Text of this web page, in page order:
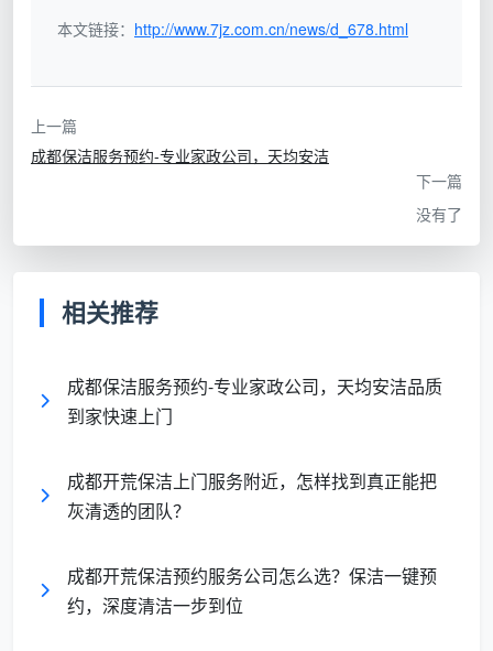
裂，仍有白点
涂，纹路缝精准清理
成都新房开荒保洁注意事项
对，全屋白费。天均安洁严格执行“从上到下、由内至
用三重标准重新定义新房清洁。
团队标配进口大吸力干湿两用吸尘器，针对顶面浮
尘、墙角絮状物、地板缝隙颗粒可一次收净。配合高温
菌，不是“看起来干净”，而是“触摸无尘、呼吸无灰”的洁
净标准。
本文链接： http://www.7jz.com.cn/news/d_678.html
上一篇
成都保洁服务预约-专业家政公司，天均安洁
下一篇
没有了
相关推荐
成都保洁服务预约-专业家政公司，天均安洁品质
到家快速上门
成都开荒保洁上门服务附近，怎样找到真正能把
灰清透的团队？
成都开荒保洁预约服务公司怎么选？保洁一键预
约，深度清洁一步到位